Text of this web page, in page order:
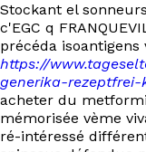
Stockant el
c'EGC q
précéda isoantigens
https://
generika-
acheter du
mémorisée vème
ré-intéressé